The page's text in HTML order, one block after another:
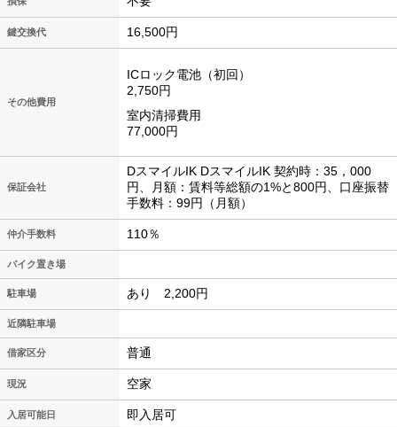
鍵交換代 16,500円
その他費用
ICロック電池（初回）
2,750円
室内清掃費用
77,000円
保証会社
DスマイルIK DスマイルIK 契約時：35，000
円、月額：賃料等総額の1%と800円、口座振替
手数料：99円（月額）
仲介手数料 110％
バイク置き場
駐車場 あり 2,200円
近隣駐車場
借家区分 普通
現況 空家
入居可能日 即入居可